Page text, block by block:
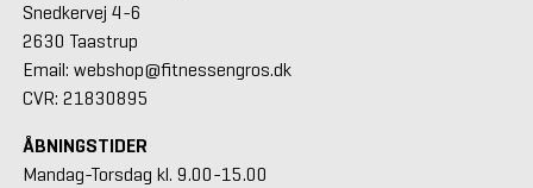
Snedkervej 4-6
2630 Taastrup
Email: webshop@fitnessengros.dk
CVR: 21830895
ÅBNINGSTIDER
Mandag-Torsdag kl. 9.00-15.00